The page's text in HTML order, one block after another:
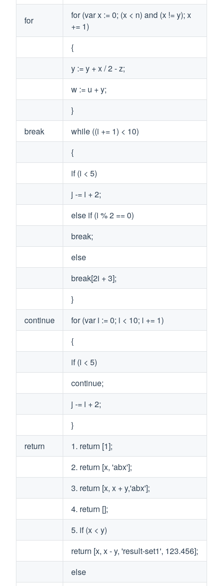
for
for (var x := 0; (x < n) and (x != y); x
+= 1)
{
y := y + x / 2 - z;
w := u + y;
}
break
while ((i += 1) < 10)
{
if (i < 5)
j -= i + 2;
else if (i % 2 == 0)
break;
else
break[2i + 3];
}
continue
for (var i := 0; i < 10; i += 1)
{
if (i < 5)
continue;
j -= i + 2;
}
return
1. return [1];
2. return [x, 'abx'];
3. return [x, x + y,'abx'];
4. return [];
5. if (x < y)
return [x, x - y, 'result-set1', 123.456];
else